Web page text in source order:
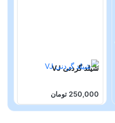
شیلد گردنی VJ
250,000 تومان